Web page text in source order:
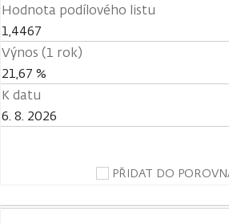
Hodnota podílového listu
1,4467
Výnos (1 rok)
21,67 %
K datu
6. 8. 2026
PŘIDAT DO